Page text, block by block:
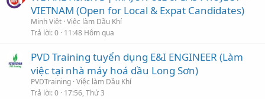
VIETNAM (Open for Local & Expat Candidates)
Minh Việt Việc làm Dầu Khí
Trả lời 0 11:48 Hôm qua
PVD Training tuyển dụng E&I ENGINEER (Làm
việc tại nhà máy hoá dầu Long Sơn)
PVDTraining Việc làm Dầu Khí
Trả lời 0 17:56, Thứ 3